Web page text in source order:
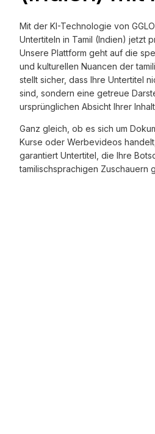
Mit der KI-Technologie von
Untertiteln in Tamil (Indien) jetzt
Unsere Plattform geht auf die
und kulturellen Nuancen der
stellt sicher, dass Ihre Untertitel
sind, sondern eine getreue
ursprünglichen Absicht Ihrer
Ganz gleich, ob es sich um
Kurse oder Werbevideos
garantiert Untertitel, die Ihre
tamilischsprachigen Zuschauern